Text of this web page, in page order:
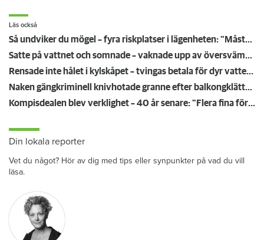
Läs också
Så undviker du mögel – fyra riskplatser i lägenheten: ”Måste städa bort”
Satte på vattnet och somnade – vaknade upp av översvämning hos grannen
Rensade inte hålet i kylskåpet – tvingas betala för dyr vattenskada
Naken gängkriminell knivhotade granne efter balkongklättring
Kompisdealen blev verklighet – 40 år senare: "Flera fina fördelar med att dela bostad"
Din lokala reporter
Vet du något? Hör av dig med tips eller synpunkter på vad du vill
läsa.